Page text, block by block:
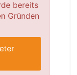
bereits
Gründen